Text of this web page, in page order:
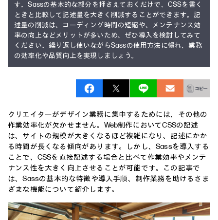
サイバーセキュリティ
教育とテクノロジー
自治体・公共
ハイブリッドワーク
ワークステーション
AI PC
AIワークステーション
Poly
WXP（DEXツール）
メールニュース会員登録
日本HP 公式Webサイト
す。Sassの基本的な部分を押さえておくだけで、CSSを書く
ときと比較して記述量を大きく削減することができます。記
述量の削減は、コーディング時間の短縮や、メンテナンス効
率の向上などメリットが多いため、ぜひ導入を検討してみて
ください。繰り返し使いながらSassの使用方法に慣れ、業務
の効率化や品質向上を実現しましょう。
クリエイターがデザイン業務に集中するためには、その他の
作業効率化が欠かせません。Web制作においてCSSの記述
は、サイトの規模が大きくなるほど複雑になり、記述にかか
る時間が長くなる傾向があります。しかし、Sassを導入する
ことで、CSSを直接記述する場合と比べて作業効率やメンテ
ナンス性を大きく向上させることが可能です。この記事で
は、Sassの基本的な特徴や導入手順、制作業務を助けるさま
ざまな機能について紹介します。